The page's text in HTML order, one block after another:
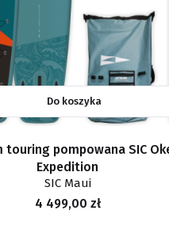
Do koszyka
touring pompowana SIC
Expedition
SIC Maui
Cena
4 499,00 zł